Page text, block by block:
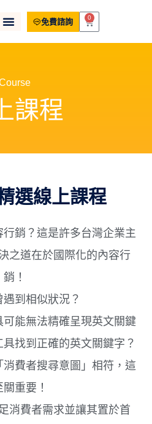
免費諮詢 0
課程
選線上課程
銷？這是許多台灣企業主
之道在於國際化的內容行
銷！
到相似狀況？
能無法精確呈現英文關鍵
找到正確的英文關鍵字？
費者搜尋意圖」相符，這
關重要！
消費者需求並讓其置於首